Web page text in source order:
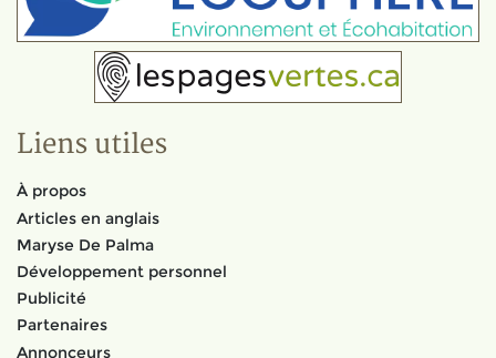
Liens utiles
À propos
Articles en anglais
Maryse De Palma
Développement personnel
Publicité
Partenaires
Annonceurs